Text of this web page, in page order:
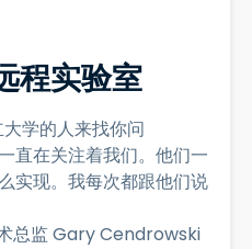
程实验室
学的人来找你问
直在关注着我们。他们一
实现。我每次都跟他们说
总监 Gary Cendrowski